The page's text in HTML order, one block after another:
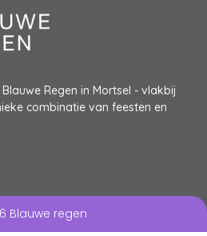
Regen in Mortsel - vlakbij
combinatie van feesten en
Blauwe regen